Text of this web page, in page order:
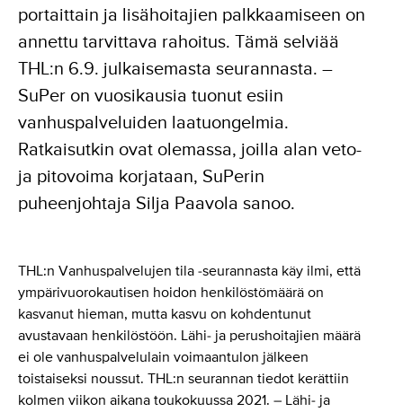
portaittain ja lisähoitajien palkkaamiseen on
annettu tarvittava rahoitus. Tämä selviää
THL:n 6.9. julkaisemasta seurannasta. –
SuPer on vuosikausia tuonut esiin
vanhuspalveluiden laatuongelmia.
Ratkaisutkin ovat olemassa, joilla alan veto-
ja pitovoima korjataan, SuPerin
puheenjohtaja Silja Paavola sanoo.
THL:n Vanhuspalvelujen tila -seurannasta käy ilmi, että
ympärivuorokautisen hoidon henkilöstömäärä on
kasvanut hieman, mutta kasvu on kohdentunut
avustavaan henkilöstöön. Lähi- ja perushoitajien määrä
ei ole vanhuspalvelulain voimaantulon jälkeen
toistaiseksi noussut. THL:n seurannan tiedot kerättiin
kolmen viikon aikana toukokuussa 2021. – Lähi- ja